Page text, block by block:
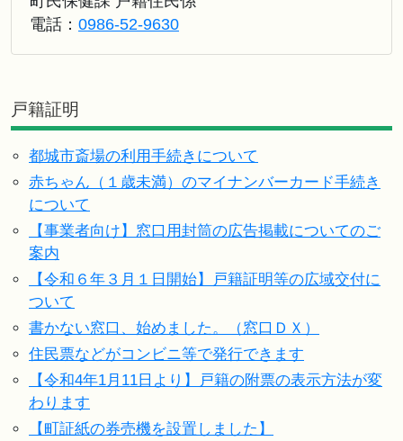
電話： 0986-52-9630
戸籍証明
都城市斎場の利用手続きについて
赤ちゃん（１歳未満）のマイナンバーカード手続き
について
【事業者向け】窓口用封筒の広告掲載についてのご
案内
【令和６年３月１日開始】戸籍証明等の広域交付に
ついて
書かない窓口、始めました。（窓口ＤＸ）
住民票などがコンビニ等で発行できます
【令和4年1月11日より】戸籍の附票の表示方法が変
わります
【町証紙の券売機を設置しました】